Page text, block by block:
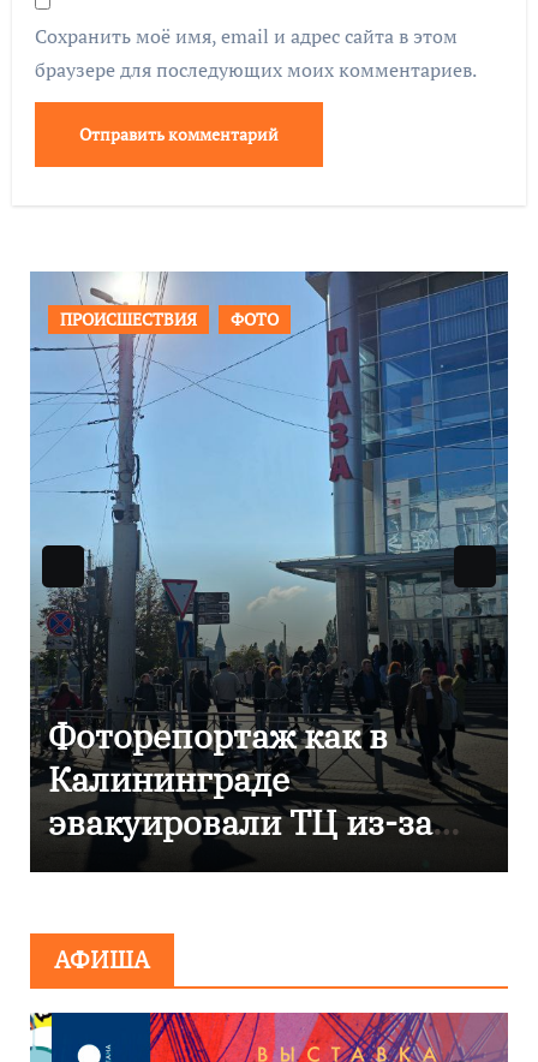
Сохранить моё имя, email и адрес сайта в этом
браузере для последующих моих комментариев.
ОБЩЕСТВО ФОТО
В Калининграде
отметили 80-летие
компании «Россети
Янтарь»
АФИША